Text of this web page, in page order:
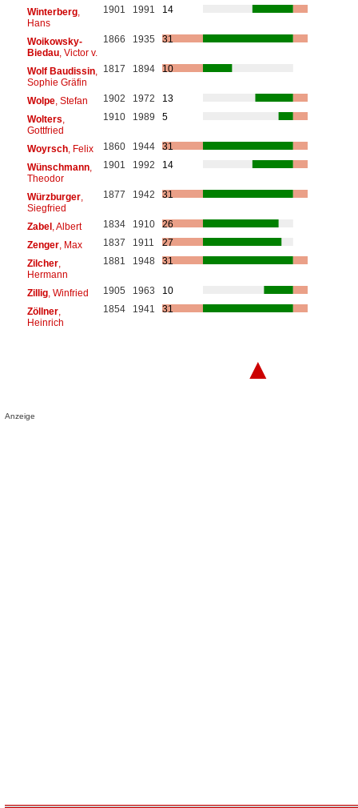
Winterberg,
Hans
1901 1991 14
Woikowsky-
Biedau, Victor v.
1866 1935 31
Wolf Baudissin,
Sophie Gräfin
1817 1894 10
Wolpe, Stefan 1902 1972
13
Wolters
Gottfried
1910 1989 5
Woyrsch, Felix 1860 1944
31
Wünschmann,
Theodor
1901 1992 14
Würzburger,
Siegfried
1877 1942 31
Zabel, Albert 1834 1910
26
Zenger, Max 1837 1911
27
Zilcher,
Hermann
1881 1948 31
Zillig, Winfried 1905 1963
10
Zöllner,
Heinrich
1854 1941 31
▲
Anzeige